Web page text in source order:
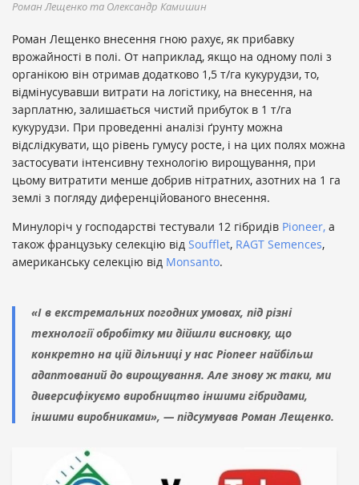
Роман Лещенко та Олександр Камишин
Роман Лещенко внесення гною рахує, як прибавку
врожайності в полі. От наприклад, якщо на одному полі з
органікою він отримав додатково 1,5 т/га кукурудзи, то,
відмінусувавши витрати на логістику, на внесення, на
зарплатню, залишається чистий прибуток в 1 т/га
кукурудзи. При проведенні аналізі ґрунту можна
відслідкувати, що рівень гумусу росте, і на цих полях можна
застосувати інтенсивну технологію вирощування, при
цьому витратити менше добрив нітратних, азотних на 1 га
землі з погляду диференційованого внесення.
Минулоріч у господарстві тестували 12 гібридів Pioneer, а
також французьку селекцію від Soufflet, RAGT Semences,
американську селекцію від Monsanto.
«І в екстремальних погодних умовах, під різні
технології обробітку ми дійшли висновку, що
конкретно на цій дільниці у нас Pioneer найбільш
адаптований до вирощування. Але знову ж таки, ми
диверсифікуємо виробництво іншими гібридами,
іншими виробниками», — підсумував Роман Лещенко.